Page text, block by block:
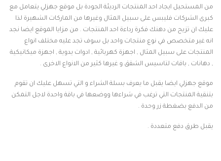
من المستحيل ايجاد احد المنتجات الرديئة الجودة بل موقع جهزلي يتعامل مع
كبرى الشركات فليبس على سبيل المثال وغيرها من الماركات الشهيرة لذا
عليك ان تزيح من دهنك فكرة رداءة احد المنتجات . من مزايا الموقع ايضا نجد
انه غير متخصص في نوع منتجات واحد بل سوف تجد عليه مختلف انواع
المنتجات على سبيل المثال , اجهزة كهربائية , ادوات يدوية , اجهزة ميكانيكية
, دهانات , باقات لتاسيس الشقق و غيرها كثير من الانواع الاخرى .
موقع جهزلي ايضا يقبل ما يعرف بسلة الشراء و التي تسهل عليك ان تقوم
بتنقية المنتجات التي ترغب في شراءها ووضعها في باقة واحدة لاجل التمكن
من الدفع بضغطة زر وحدة .
يقبل طرق دفع متعددة .